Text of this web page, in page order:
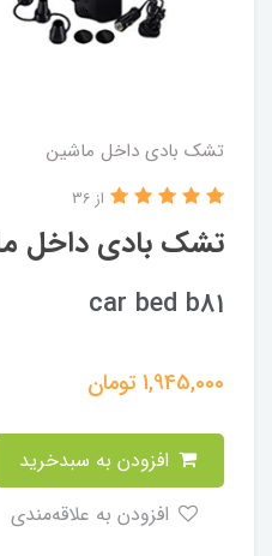
تشک بادی داخل ماشین
تشک بادی داخل
از 36
car bed b81
1,945,000تومان